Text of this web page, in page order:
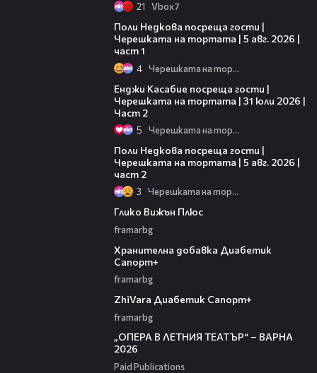
21 Vbоx7
Поли Недкова посреща гости |
Черешката на тортата | 5 авг. 2026 |
част 1
4 Черешката на тортата
Енджи Касабие посреща гости |
Черешката на тортата | 31 юли 2026 |
Част 2
5 Черешката на тортата
Поли Недкова посреща гости |
Черешката на тортата | 5 авг. 2026 |
част 2
3 Черешката на тортата
Глико Вижън Плюс
framarbg
Хранителна добавка Диабетик
Сапорт+
framarbg
ZhiVara Диабетик Сапорт+
framarbg
„ОПЕРА В ЛЕТНИЯ ТЕАТЪР“ – ВАРНА
2026
Paid Publications